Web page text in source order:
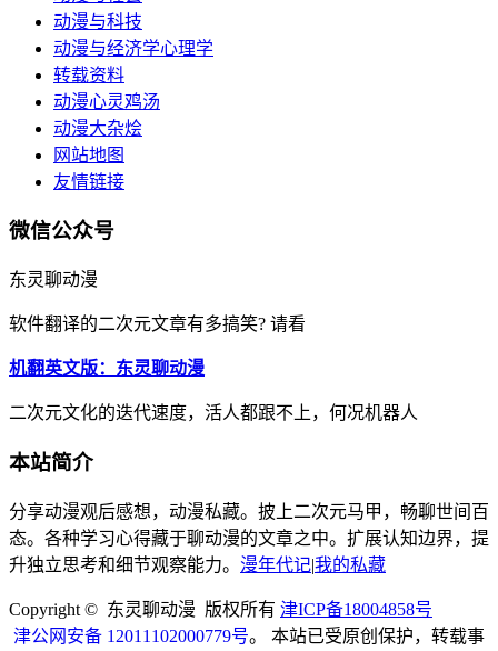
动漫与科技
动漫与经济学心理学
转载资料
动漫心灵鸡汤
动漫大杂烩
网站地图
友情链接
微信公众号
东灵聊动漫
软件翻译的二次元文章有多搞笑? 请看
机翻英文版：东灵聊动漫
二次元文化的迭代速度，活人都跟不上，何况机器人
本站简介
分享动漫观后感想，动漫私藏。披上二次元马甲，畅聊世间百
态。各种学习心得藏于聊动漫的文章之中。扩展认知边界，提
升独立思考和细节观察能力。 漫年代记|我的私藏
Copyright © 东灵聊动漫 版权所有 津ICP备18004858号
津公网安备 12011102000779号。 本站已受原创保护，转载事